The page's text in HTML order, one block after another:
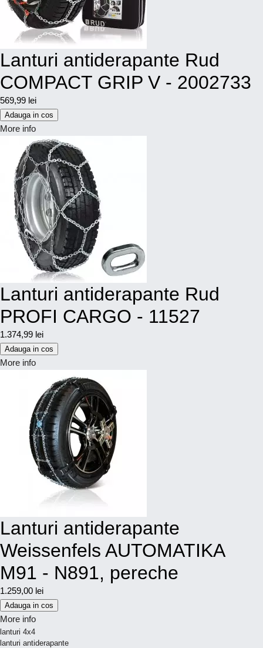
Lanturi antiderapante Rud
COMPACT GRIP V - 2002733
569,99 lei
Adauga in cos
More info
Lanturi antiderapante Rud
PROFI CARGO - 11527
1.374,99 lei
Adauga in cos
More info
Lanturi antiderapante
Weissenfels AUTOMATIKA
M91 - N891, pereche
1.259,00 lei
Adauga in cos
More info
lanturi 4x4
lanturi antiderapante